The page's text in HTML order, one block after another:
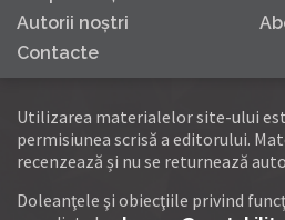
Autorii noştri
Contacte
Utilizarea materialelor site-ului
permisiunea scrisă a editorului.
recenzează și nu se returnează
Doleanţele şi obiecţiile privind